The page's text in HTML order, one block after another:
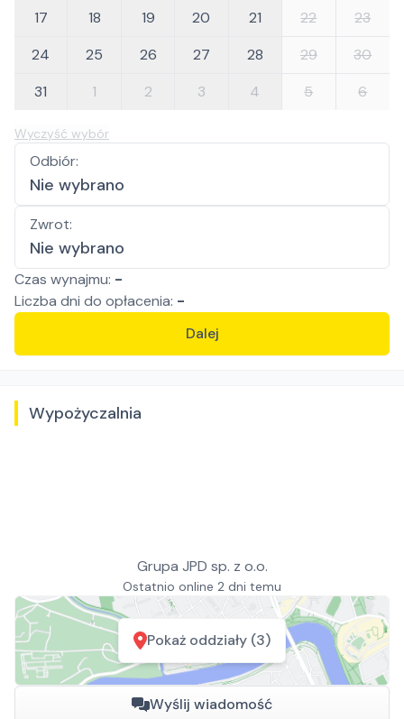
17
18 19 20 21 22
23
24
25 26 27 28 29
30
31
1 2 3 4 5 6
Wyczyść wybór
Odbiór:
Nie wybrano
Zwrot:
Nie wybrano
Czas wynajmu: -
Liczba dni do opłacenia: -
Dalej
Wypożyczalnia
Grupa JPD sp. z o.o.
Ostatnio online 2 dni temu
Pokaż oddziały (3)
Wyślij wiadomość